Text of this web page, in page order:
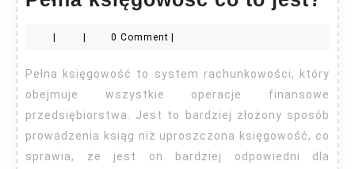
co
to
| | 0 Comment |
Pełna księgowość to system rachunkowości, który
obejmuje wszystkie operacje finansowe
przedsiębiorstwa. Jest to bardziej złożony sposób
prowadzenia ksiąg niż uproszczona księgowość, co
sprawia, że jest on bardziej odpowiedni dla